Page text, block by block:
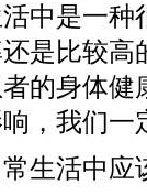
中是一种
是比较高
的身体健
，我们一
生活中应